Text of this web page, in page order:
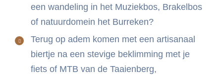
een wandeling in het Muziekbos, Brakelbos
of natuurdomein het Burreken?
Terug op adem komen met een artisanaal
biertje na een stevige beklimming met je
fiets of MTB van de Taaienberg,